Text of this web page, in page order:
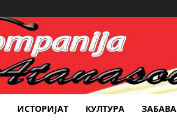
ИСТОРИЈАТ КУЛТУРА ЗАБАВА